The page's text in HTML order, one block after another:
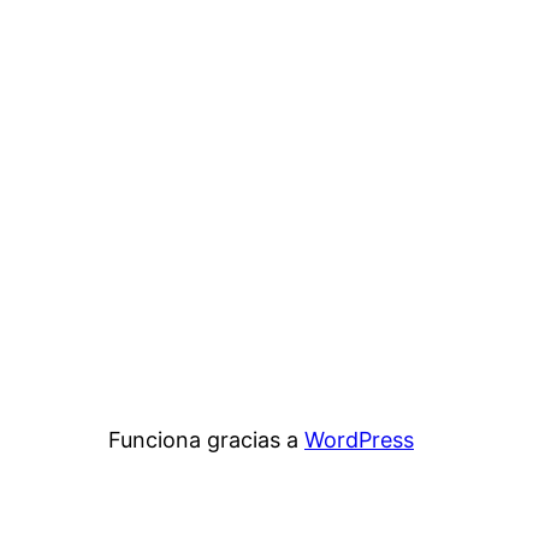
Funciona gracias a WordPress